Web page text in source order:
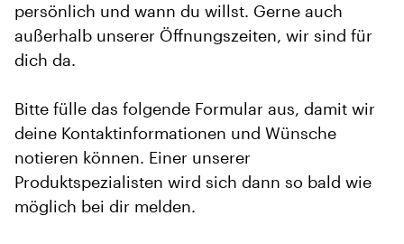
persönlich und wann du willst. Gerne auch
außerhalb unserer Öffnungszeiten, wir sind für
dich da.
Bitte fülle das folgende Formular aus, damit wir
deine Kontaktinformationen und Wünsche
notieren können. Einer unserer
Produktspezialisten wird sich dann so bald wie
möglich bei dir melden.